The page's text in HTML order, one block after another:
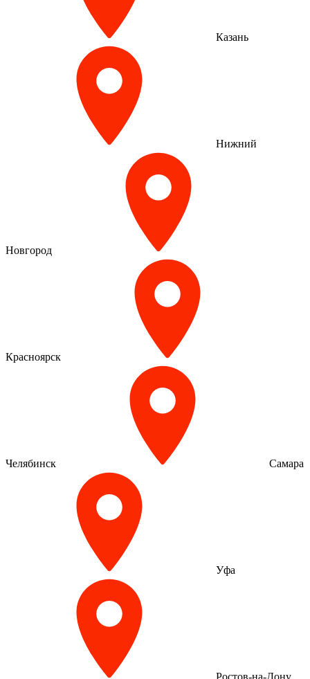
Казань
Нижний
Новгород
Красноярск
Челябинск Самара
Уфа
Ростов-на-Дону